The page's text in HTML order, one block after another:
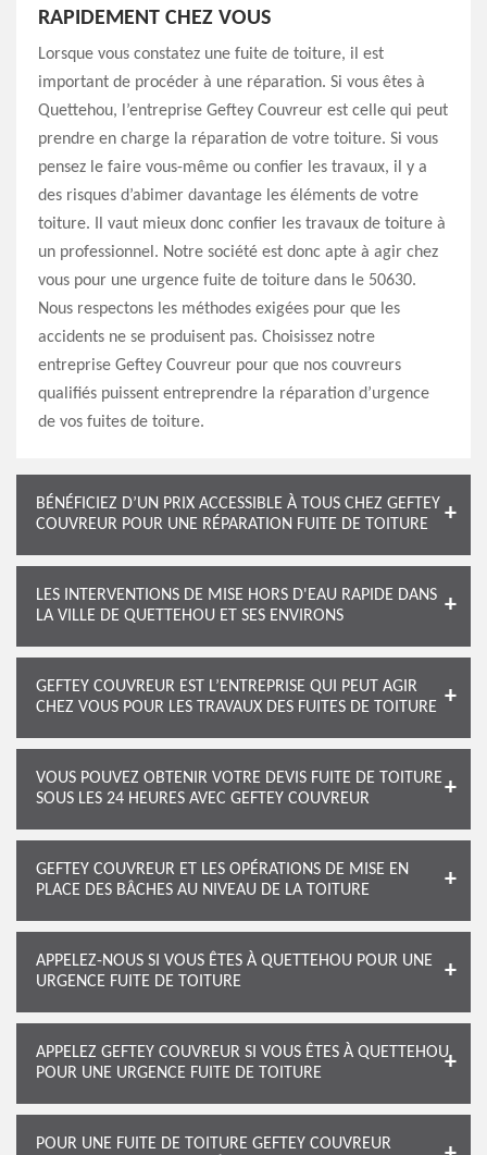
RAPIDEMENT CHEZ VOUS
Lorsque vous constatez une fuite de toiture, il est
important de procéder à une réparation. Si vous êtes à
Quettehou, l’entreprise Geftey Couvreur est celle qui peut
prendre en charge la réparation de votre toiture. Si vous
pensez le faire vous-même ou confier les travaux, il y a
des risques d’abimer davantage les éléments de votre
toiture. Il vaut mieux donc confier les travaux de toiture à
un professionnel. Notre société est donc apte à agir chez
vous pour une urgence fuite de toiture dans le 50630.
Nous respectons les méthodes exigées pour que les
accidents ne se produisent pas. Choisissez notre
entreprise Geftey Couvreur pour que nos couvreurs
qualifiés puissent entreprendre la réparation d’urgence
de vos fuites de toiture.
BÉNÉFICIEZ D’UN PRIX ACCESSIBLE À TOUS CHEZ GEFTEY
COUVREUR POUR UNE RÉPARATION FUITE DE TOITURE
LES INTERVENTIONS DE MISE HORS D'EAU RAPIDE DANS
LA VILLE DE QUETTEHOU ET SES ENVIRONS
GEFTEY COUVREUR EST L’ENTREPRISE QUI PEUT AGIR
CHEZ VOUS POUR LES TRAVAUX DES FUITES DE TOITURE
VOUS POUVEZ OBTENIR VOTRE DEVIS FUITE DE TOITURE
SOUS LES 24 HEURES AVEC GEFTEY COUVREUR
GEFTEY COUVREUR ET LES OPÉRATIONS DE MISE EN
PLACE DES BÂCHES AU NIVEAU DE LA TOITURE
APPELEZ-NOUS SI VOUS ÊTES À QUETTEHOU POUR UNE
URGENCE FUITE DE TOITURE
APPELEZ GEFTEY COUVREUR SI VOUS ÊTES À QUETTEHOU
POUR UNE URGENCE FUITE DE TOITURE
POUR UNE FUITE DE TOITURE GEFTEY COUVREUR